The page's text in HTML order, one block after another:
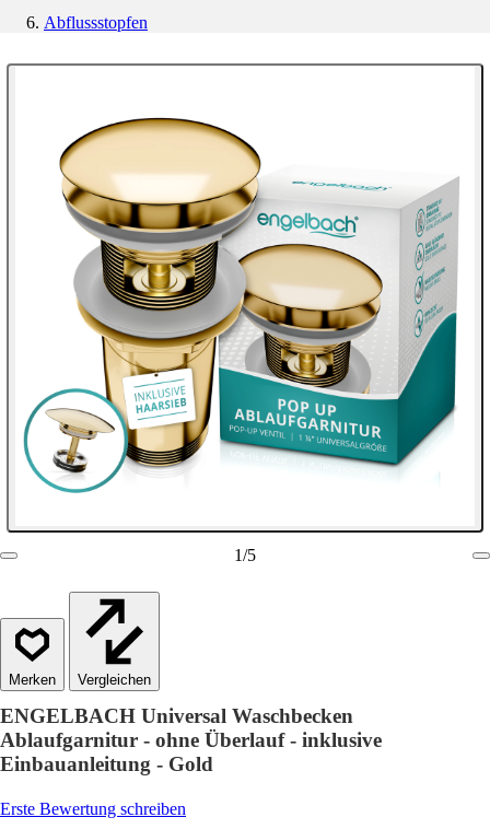
Abflussstopfen
1/5
Vergleichen
ENGELBACH Universal Waschbecken
Ablaufgarnitur - ohne Überlauf - inklusive
Einbauanleitung - Gold
Erste Bewertung schreiben